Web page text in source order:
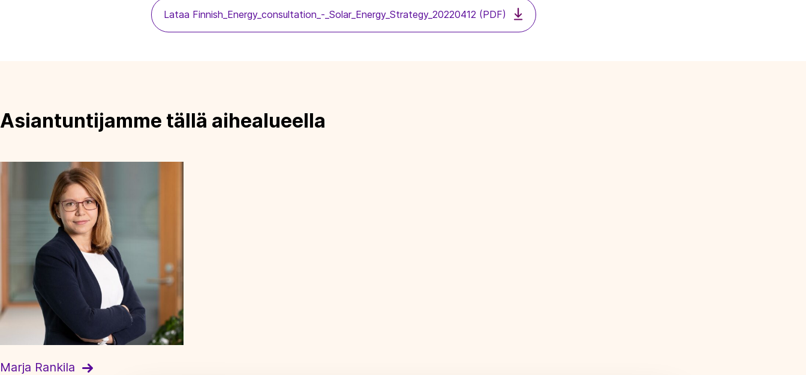
Lataa Finnish_Energy_consultation_-_Solar_Energy_Strategy_20220412 (PDF)
Asiantuntijamme tällä aihealueella
Marja Rankila